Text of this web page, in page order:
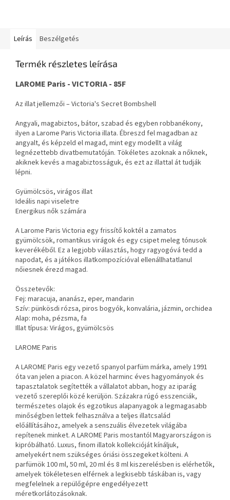
Leírás Beszélgetés
Termék részletes leírása
LAROME Paris - VICTORIA - 85F
Az illat jellemzői – Victoria's Secret Bombshell
Angyali, magabiztos, bátor, szabad és egyben robbanékony,
ilyen a Larome Paris Victoria illata. Ébreszd fel magadban az
angyalt, és képzeld el magad, mint egy modellt a világ
legnézettebb divatbemutatóján. Tökéletes azoknak a nőknek,
akiknek kevés a magabiztosságuk, és ezt az illattal át tudják
lépni.
Gyümölcsös, virágos illat
Ideális napi viseletre
Energikus nők számára
A Larome Paris Victoria egy frissítő koktél a zamatos
gyümölcsök, romantikus virágok és egy csipet meleg tónusok
keverékéből. Ez a legjobb választás, hogy ragyogóvá tedd a
napodat, és a játékos illatkompozícióval ellenállhatatlanul
nőiesnek érezd magad.
Összetevők:
Fej: maracuja, ananász, eper, mandarin
Szív: pünkösdi rózsa, piros bogyók, konvalária, jázmin, orchidea
Alap: moha, pézsma, fa
Illat típusa: Virágos, gyümölcsös
LAROME Paris
A LAROME Paris egy vezető spanyol parfüm márka, amely 1991
óta van jelen a piacon. A közel harminc éves hagyományok és
tapasztalatok segítették a vállalatot abban, hogy az iparág
vezető szereplői közé kerüljön. Százakra rúgó esszenciák,
természetes olajok és egzotikus alapanyagok a legmagasabb
minőségben lettek felhasználva a teljes illatcsalád
előállításához, amelyek a senszuális élvezetek világába
repítenek minket. A LAROME Paris mostantól Magyarországon is
kipróbálható. Luxus, finom illatok kollekcióját kínáljuk,
amelyekért nem szükséges óriási összegeket költeni. A
parfümök 100 ml, 50 ml, 20 ml és 8 ml kiszerelésben is elérhetők,
amelyek tökéletesen elférnek a legkisebb táskában is, vagy
megfelelnek a repülőgépre engedélyezett
méretkorlátozásoknak.